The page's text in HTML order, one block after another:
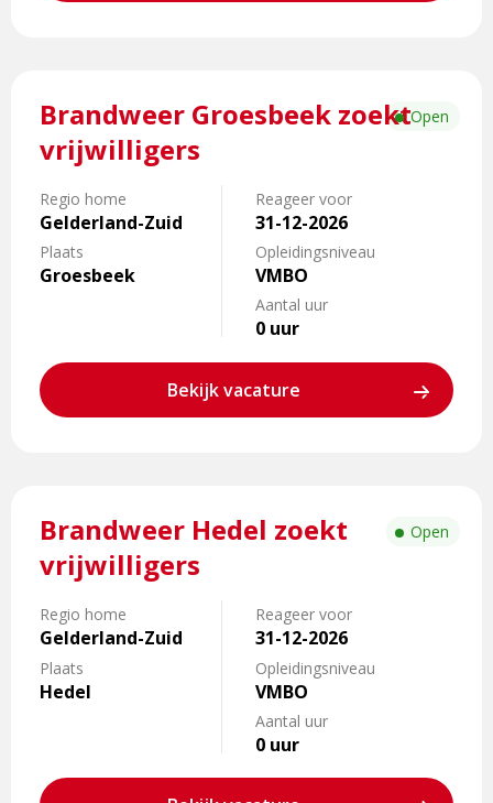
Brandweer Groesbeek zoekt
vrijwilligers
Regio home
Gelderland-Zuid
Plaats
Groesbeek
Reageer voor
31-12-2026
Opleidingsniveau
VMBO
Aantal uur
0 uur
Bekijk vacature
Open
meer
Brandweer
Groesbeek
zoekt
vrijwilligers
Brandweer Hedel zoekt
vrijwilligers
Regio home
Gelderland-Zuid
Plaats
Hedel
Reageer voor
31-12-2026
Opleidingsniveau
VMBO
Aantal uur
0 uur
Open
meer
Brandweer
Hedel
zoekt
vrijwilligers